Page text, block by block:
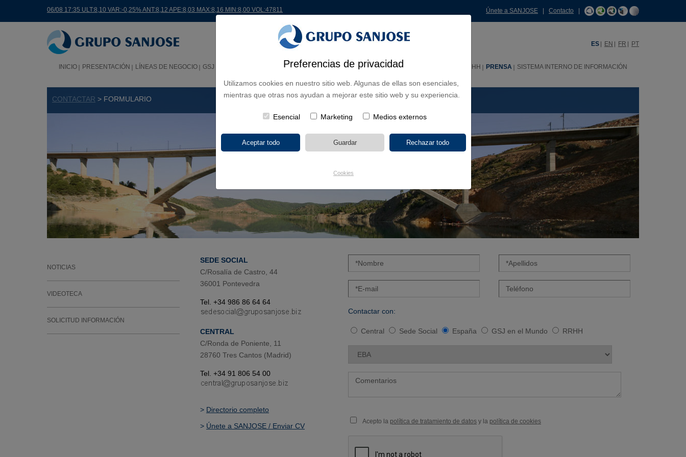
Preferencias de privacidad
Utilizamos cookies en nuestro sitio web. Algunas de ellas son esenciales,
mientras que otras nos ayudan a mejorar este sitio web y su experiencia.
Esencial Marketing Medios externos
Cookies
06/08 17:35 ULT:8,10 VAR:-0,25% ANT:8,12 APE:8,03 MAX:8,16 MIN:8,00 VOL:47811 Únete a SANJOSE Contacto
ES EN FR PT
INICIO PRESENTACIÓN LÍNEAS DE NEGOCIO GSJ EN EL MUNDO PROYECTOS ACCIONISTAS E INVERSORES INNOVACIÓN RRHH PRENSA SISTEMA INTERNO DE INFORMACIÓN
CONTACTAR > FORMULARIO
NOTICIAS
VIDEOTECA
SOLICITUD INFORMACIÓN
Contactar con:
Central Sede Social España GSJ en el Mundo RRHH
Acepto la política de tratamiento de datos y la política de cookies
SEDE SOCIAL
C/Rosalía de Castro, 44
36001 Pontevedra
Tel. +34 986 86 64 64
CENTRAL
C/Ronda de Poniente, 11
28760 Tres Cantos (Madrid)
Tel. +34 91 806 54 00
> Directorio completo
> Únete a SANJOSE / Enviar CV